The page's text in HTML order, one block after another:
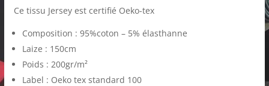
Ce tissu Jersey est certifié Oeko-tex
Composition : 95%coton – 5% élasthanne
Laize : 150cm
Poids : 200gr/m²
Label : Oeko tex standard 100